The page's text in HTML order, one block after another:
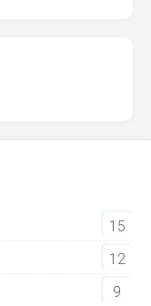
15
12
9